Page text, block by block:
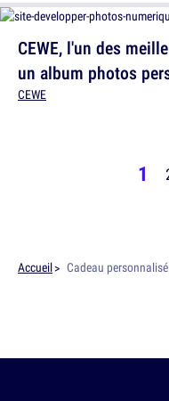
CEWE, l'un des
un album photos
CEWE
1
Accueil Cadeau personnalisé